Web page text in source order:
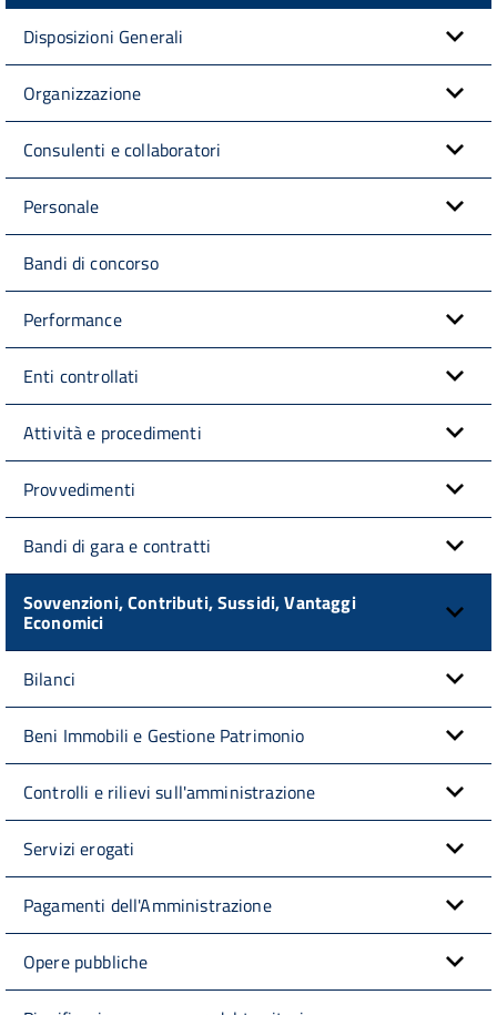
Disposizioni Generali
Organizzazione
Consulenti e collaboratori
Personale
Bandi di concorso
Performance
Enti controllati
Attività e procedimenti
Provvedimenti
Bandi di gara e contratti
Sovvenzioni, Contributi, Sussidi, Vantaggi
Economici
Bilanci
Beni Immobili e Gestione Patrimonio
Controlli e rilievi sull'amministrazione
Servizi erogati
Pagamenti dell'Amministrazione
Opere pubbliche